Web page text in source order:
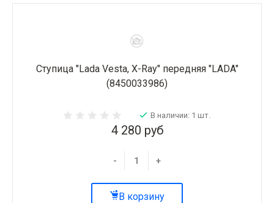
Ступица "Lada Vesta, X-Ray" передняя "LADA"
(8450033986)
В наличии: 1 шт.
4 280 руб
- +
В корзину